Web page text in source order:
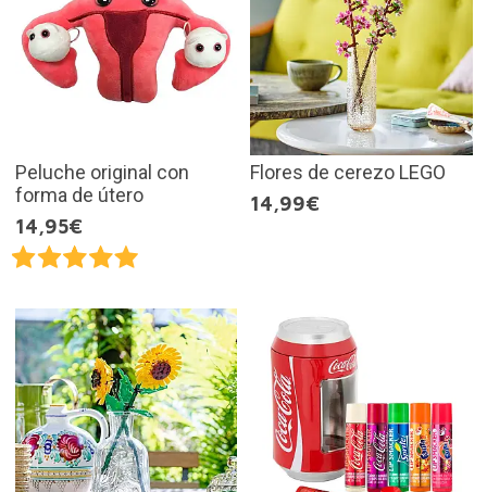
Peluche original con
forma de útero
14,95€
Flores de cerezo LEGO
14,99€